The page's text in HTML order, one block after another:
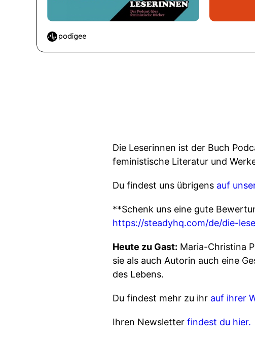
Die Leserinnen ist der Buch
feministische Literatur und
Du findest uns übrigens auf
**Schenk uns eine gute
https://steadyhq.com/de/die-
Heute zu Gast: Maria-Christina
sie als auch Autorin auch eine
des Lebens.
Du findest mehr zu ihr auf ihrer
Ihren Newsletter findest du hier.